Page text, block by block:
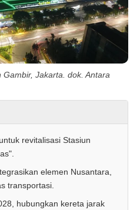
Jakarta. dok. Antara
revitalisasi Stasiun
elemen Nusantara,
transportasi.
hubungkan kereta jarak